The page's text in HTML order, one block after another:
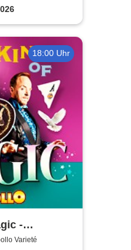
18:00 Uhr
-
Varieté
Varieté